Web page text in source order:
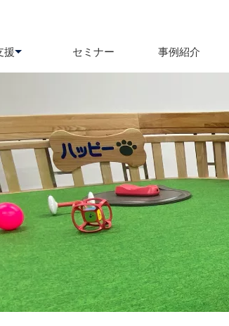
援 セミナー 事例紹介